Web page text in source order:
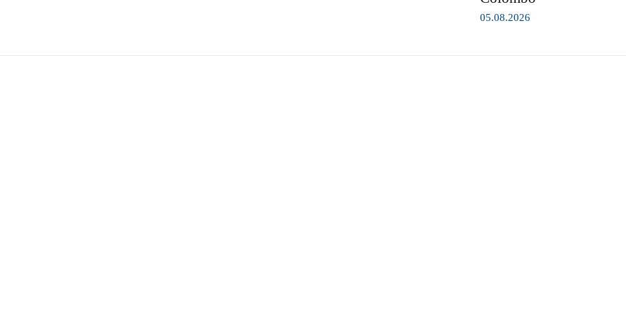
05.08.2026